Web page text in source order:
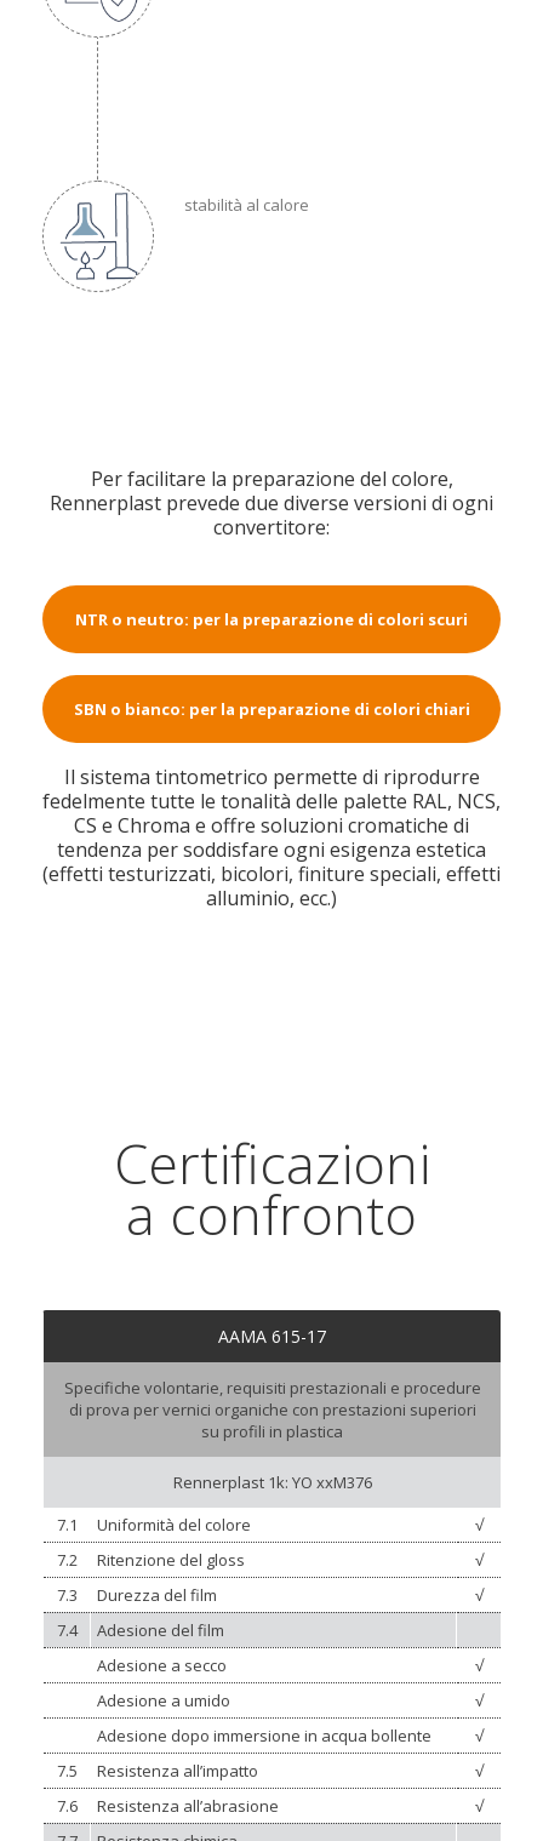
stabilità al calore
Per facilitare la preparazione del colore,
Rennerplast prevede due diverse versioni di ogni
convertitore:
NTR o neutro: per la preparazione di colori scuri
SBN o bianco: per la preparazione di colori chiari
Il sistema tintometrico permette di riprodurre
fedelmente tutte le tonalità delle palette RAL, NCS,
CS e Chroma e offre soluzioni cromatiche di
tendenza per soddisfare ogni esigenza estetica
(effetti testurizzati, bicolori, finiture speciali, effetti
alluminio, ecc.)
Certificazioni
a confronto
AAMA 615-17
Specifiche volontarie, requisiti prestazionali e procedure
di prova per vernici organiche con prestazioni superiori
su profili in plastica
Rennerplast 1k: YO xxM376
7.1
Uniformità del colore
√
7.2
Ritenzione del gloss
√
7.3
Durezza del film
√
7.4
Adesione del film
Adesione a secco
√
Adesione a umido
√
Adesione dopo immersione in acqua bollente
√
7.5
Resistenza all’impatto
√
7.6
Resistenza all’abrasione
√